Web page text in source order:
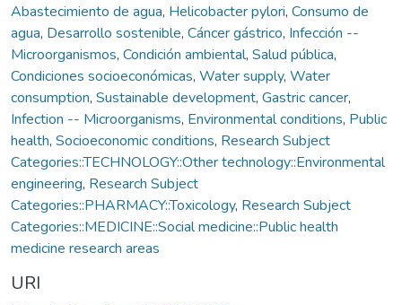
Abastecimiento de agua, Helicobacter pylori, Consumo de
agua, Desarrollo sostenible, Cáncer gástrico, Infección --
Microorganismos, Condición ambiental, Salud pública,
Condiciones socioeconómicas, Water supply, Water
consumption, Sustainable development, Gastric cancer,
Infection -- Microorganisms, Environmental conditions, Public
health, Socioeconomic conditions, Research Subject
Categories::TECHNOLOGY::Other technology::Environmental
engineering, Research Subject
Categories::PHARMACY::Toxicology, Research Subject
Categories::MEDICINE::Social medicine::Public health
medicine research areas
URI